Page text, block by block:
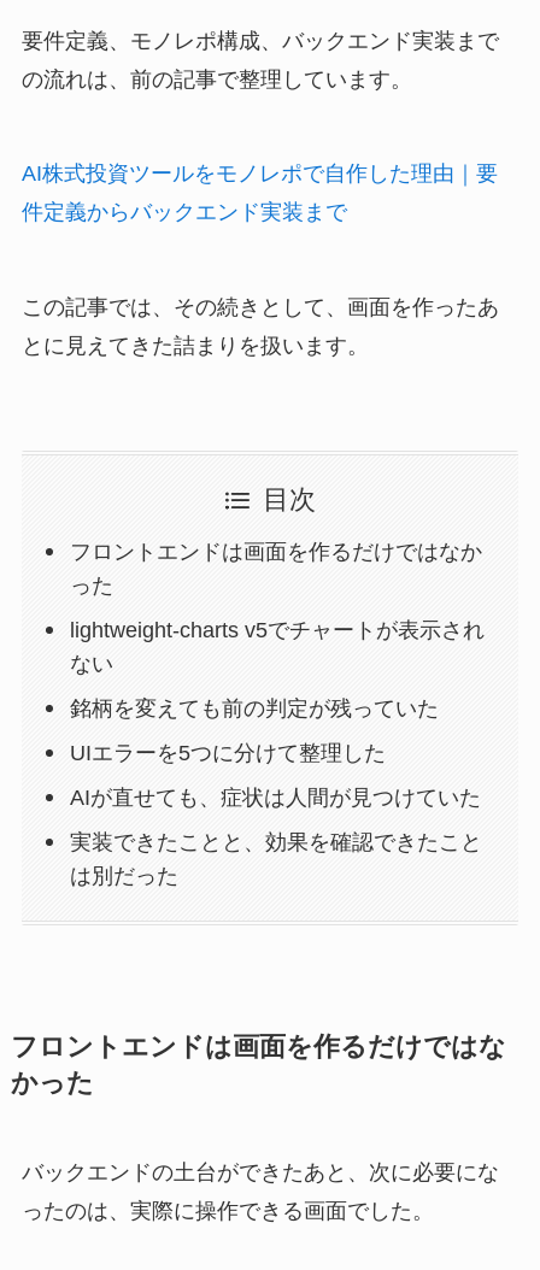
要件定義、モノレポ構成、バックエンド実装まで
の流れは、前の記事で整理しています。
AI株式投資ツールをモノレポで自作した理由｜要
件定義からバックエンド実装まで
この記事では、その続きとして、画面を作ったあ
とに見えてきた詰まりを扱います。
目次
フロントエンドは画面を作るだけではなか
った
lightweight-charts v5でチャートが表示され
ない
銘柄を変えても前の判定が残っていた
UIエラーを5つに分けて整理した
AIが直せても、症状は人間が見つけていた
実装できたことと、効果を確認できたこと
は別だった
フロントエンドは画面を作るだけではな
かった
バックエンドの土台ができたあと、次に必要にな
ったのは、実際に操作できる画面でした。